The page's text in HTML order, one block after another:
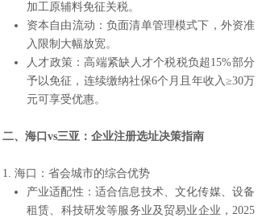
加工原辅料免征关税。
资本自由流动：负面清单管理模式下，外资准
入限制大幅放宽。
人才政策：高端紧缺人才个税税负超15%部分
予以免征，连续缴纳社保6个月且年收入≥30万
元可享受优惠。
二、海口vs三亚： 企业注册选址决策指南
1. 海口：省会城市的综合优势
产业适配性：适合信息技术、文化传媒、设备
租赁、科技研发等服务业及贸易业企业，2025